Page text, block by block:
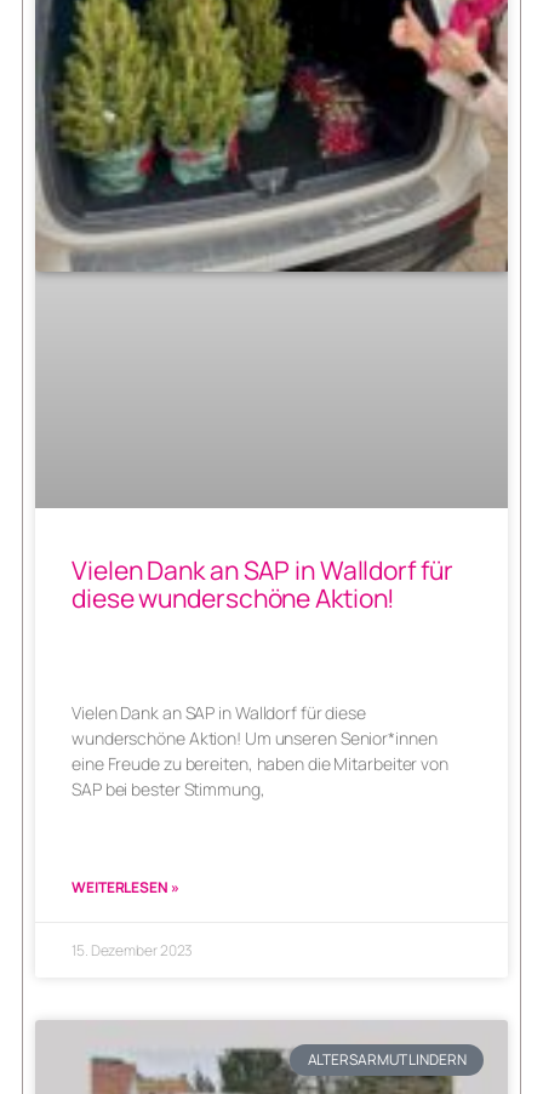
Vielen Dank an SAP in Walldorf für
diese wunderschöne Aktion!
Vielen Dank an SAP in Walldorf für diese
wunderschöne Aktion! Um unseren Senior*innen
eine Freude zu bereiten, haben die Mitarbeiter von
SAP bei bester Stimmung,
WEITERLESEN »
15. Dezember 2023
ALTERSARMUT LINDERN